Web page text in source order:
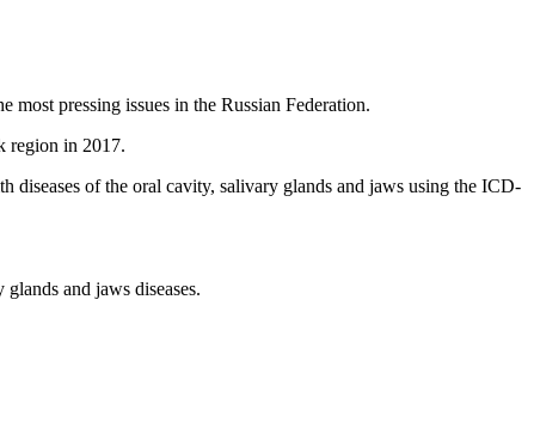
pressing issues in the Russian Federation.
region in 2017.
of the oral cavity, salivary glands and jaws using the ICD-
and jaws diseases.